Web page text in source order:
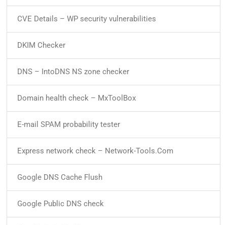
CVE Details – WP security vulnerabilities
DKIM Checker
DNS – IntoDNS NS zone checker
Domain health check – MxToolBox
E-mail SPAM probability tester
Express network check – Network-Tools.Com
Google DNS Cache Flush
Google Public DNS check